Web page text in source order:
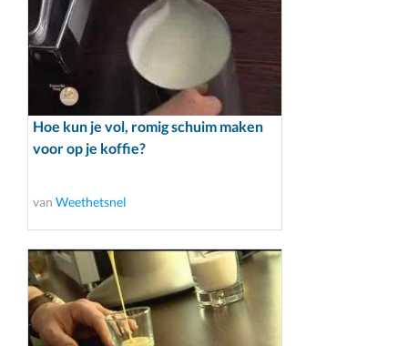
Hoe kun je vol, romig schuim maken
voor op je koffie?
van Weethetsnel